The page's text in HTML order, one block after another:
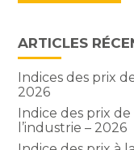
ARTICLES
Indices des prix
2026
Indice des prix
l’industrie – 2026